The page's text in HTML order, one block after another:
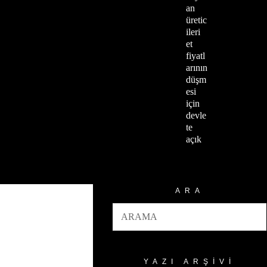
an
üretic
ileri
et
fiyatl
arının
düşm
esi
için
devle
te
açık
ARA
YAZI ARŞIVI